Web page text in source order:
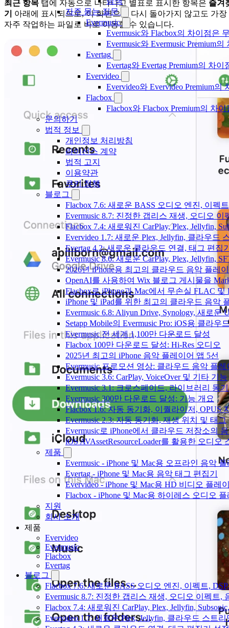
자주 묻는 질문
Evermusic
Evermusic와 Flacbox의 차이점은
Evermusic와 Evermusic Premium의
Evertag
Evertag와 Evertag Premium의 차
Evervideo
Evervideo와 Evervideo Premium의
Flacbox
Flacbox와 Flacbox Premium의 차
문의하기
법적 정보
개인정보 처리방침
라이선스 계약
법적 고지
이용약관
쿠키 정책
블로그
Flacbox 7.6: 새로운 BASS 오디오 엔진, 이펙
Evermusic 8.7: 진정한 갭리스 재생, 오디오
Flacbox 7.4: 새로워진 CarPlay, Plex, Jellyfin,
Evervideo 1.7: 새로운 Plex, Jellyfin, 클라우드
Evertag 4.2: 새로운 클라우드 연결, 태그 편집
Evermusic 8.6: 새로운 CarPlay, Plex, Jellyfin,
2026년 iPhone용 최고의 클라우드 음악 플레
OpenAI를 사용하여 Wix 블로그 게시물을
Flacbox로 iPhone과 Mac에서 무손실 FLAC 및
iPhone 및 iPad를 위한 최고의 클라우드 음악
Evermusic 6.8: Aliyun Drive, Synology, 새로운
Setapp Mobile의 Evermusic Pro: iOS용 클라우
Evermusic 전 세계 1,100만 다운로드 달성
Flacbox 100만 다운로드 달성: Hi-Res 오디오
2025년 최고의 iPhone 음악 플레이어 앱 5선
Evermusic 프로모션 영상: 클라우드 음악 플레
Evermusic 3.6: CarPlay, VoiceOver 및 기타 기능
Evermusic 3.1: 크로스페이드, 라이브러리 동
Evermusic 300만 다운로드 달성: 기능 개요
Flacbox 1.6: 자동 동기화, 이퀄라이저, OPUS
Evermusic 2.3: 자동 동기화, 재생 위치 및 태그
Evermusic로 iPhone에서 클라우드 저장소의
iOS AVAssetResourceLoader를 활용한 오디오
제품
Evermusic - iPhone 및 Mac용 오프라인 음악
Evertag - iPhone 및 Mac용 음악 태그 편집기
Evervideo - iPhone 및 Mac용 HD 비디오 플레
Flacbox - iPhone 및 Mac용 하이레스 오디오
지원
회사 소개
제품
Evervideo
Evermusic
Flacbox
Evertag
블로그
Flacbox 7.6: 새로운 BASS 오디오 엔진, 이펙트,
Evermusic 8.7: 진정한 갭리스 재생, 오디오 이펙트
Flacbox 7.4: 새로워진 CarPlay, Plex, Jellyfin,
Evervideo 1.7: 새로운 Plex, Jellyfin, 클라우드 스트
최근 항목 탭에 자동으로 나타나고 별표로 표시한 항목은 즐겨
기
아래에 표시되므로, 이 화면으로 다시 돌아가지 않고도 가장
자주 작업하는 파일로 바로 이동할 수 있습니다.